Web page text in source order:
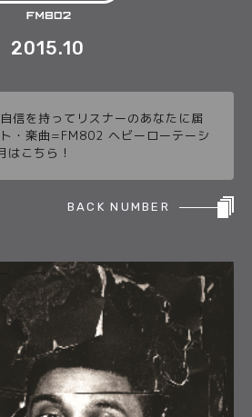
2015.10
信を持ってリスナーのあなたに届
・楽曲=FM802 ヘビーローテーシ
はこちら！
BACK NUMBER